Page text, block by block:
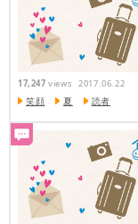
17,247 views 2017.06.22
笑顔 夏 読者